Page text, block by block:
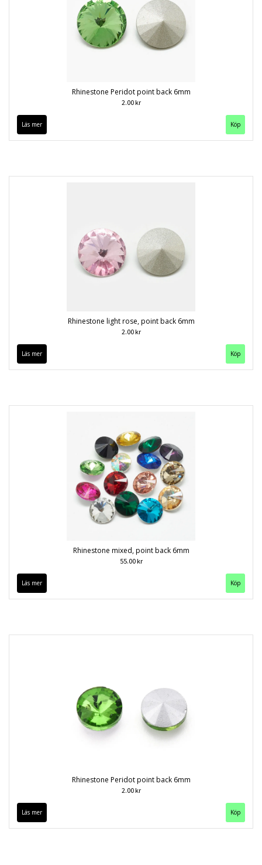
Rhinestone Peridot point back 6mm
2.00 kr
Läs mer Köp
Rhinestone light rose, point back 6mm
2.00 kr
Läs mer Köp
Rhinestone mixed, point back 6mm
55.00 kr
Läs mer Köp
Rhinestone Peridot point back 6mm
2.00 kr
Läs mer Köp